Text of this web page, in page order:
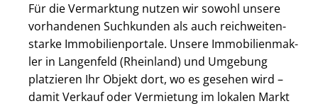
Für die Vermarktung nutzen wir sowohl unsere
vorhandenen Suchkunden als auch reich­wei­ten­
star­ke Im­mo­bi­li­en­por­ta­le. Unsere Im­mo­bi­li­en­mak­
ler in Langenfeld (Rheinland) und Umgebung
platzieren Ihr Objekt dort, wo es gesehen wird –
damit Verkauf oder Vermietung im lokalen Markt